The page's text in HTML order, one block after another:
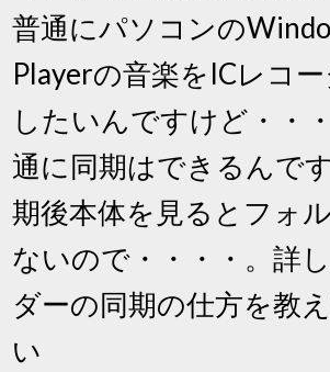
普通にパソコンの
Playerの音楽をICレコ
したいんですけど・・
通に同期はできるんで
期後本体を見るとフォ
ないので・・・・。詳
ダーの同期の仕方を教
い